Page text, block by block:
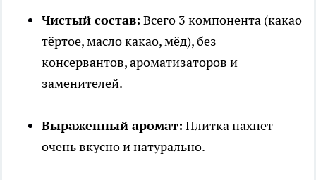
Чистый состав: Всего 3 компонента (какао
тёртое, масло какао, мёд), без
консервантов, ароматизаторов и
заменителей.
Выраженный аромат: Плитка пахнет
очень вкусно и натурально.